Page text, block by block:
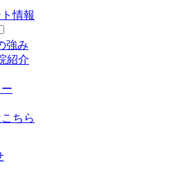
情報
強み
紹介
ちら